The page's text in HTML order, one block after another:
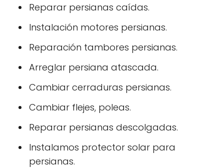
Reparar persianas caídas.
Instalación motores persianas.
Reparación tambores persianas.
Arreglar persiana atascada.
Cambiar cerraduras persianas.
Cambiar flejes, poleas.
Reparar persianas descolgadas.
Instalamos protector solar para
persianas.